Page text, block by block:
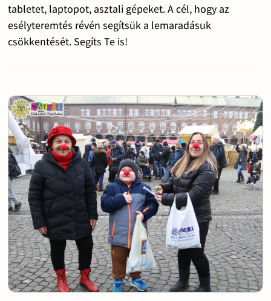
tabletet, laptopot, asztali gépeket. A cél, hogy az
esélyteremtés révén segítsük a lemaradásuk
csökkentését. Segíts Te is!